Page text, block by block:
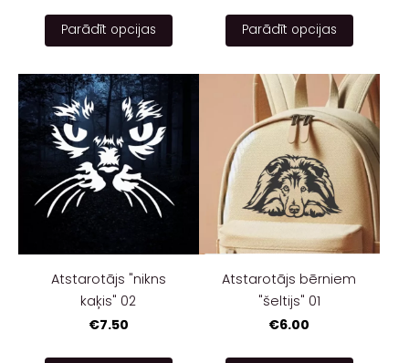
Parādīt opcijas Parādīt opcijas
Atstarotājs "nikns
kaķis" 02
€7.50
Atstarotājs bērniem
"šeltijs" 01
€6.00